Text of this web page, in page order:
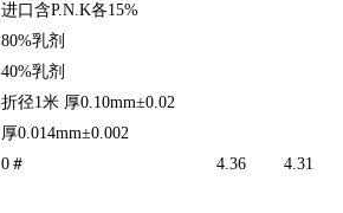
进口含P.N.K各15%
80%乳剂
40%乳剂
折径1米 厚0.10mm±0.02
厚0.014mm±0.002
0＃ 4.36 4.31